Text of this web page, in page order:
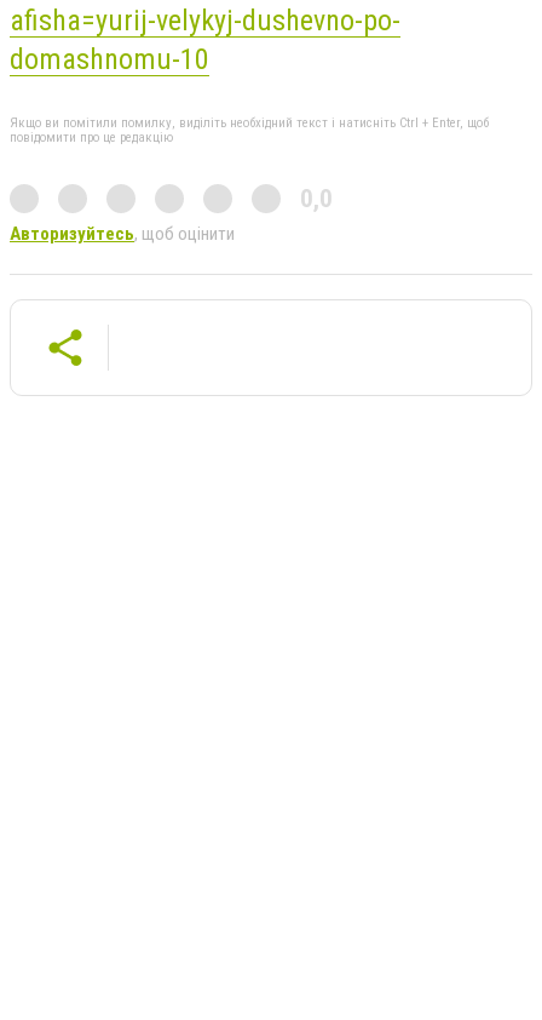
afisha=yurij-velykyj-dushevno-po-
domashnomu-10
Якщо ви помітили помилку, виділіть необхідний текст і натисніть Ctrl + Enter, щоб
повідомити про це редакцію
0,0
Авторизуйтесь, щоб оцінити